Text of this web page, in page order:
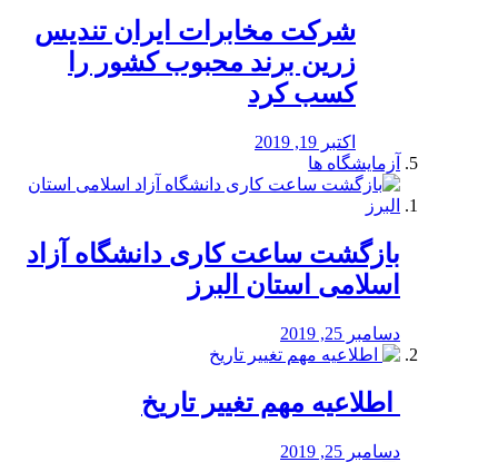
شرکت مخابرات ایران تندیس
زرین برند محبوب کشور را
کسب کرد
اکتبر 19, 2019
آزمایشگاه ها
بازگشت ساعت کاری دانشگاه آزاد
اسلامی استان البرز
دسامبر 25, 2019
️ اطلاعیه مهم تغییر تاریخ
دسامبر 25, 2019